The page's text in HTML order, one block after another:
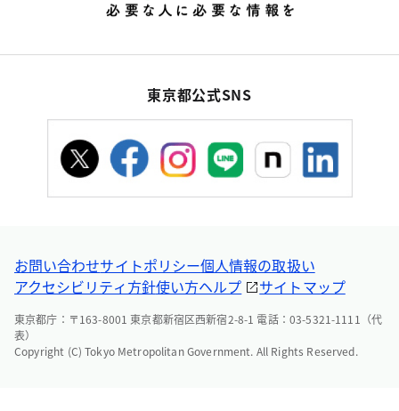
東京都公式SNS
お問い合わせサイトポリシー個人情報の取扱い
アクセシビリティ方針使い方ヘルプ サイトマップ
東京都庁：〒163-8001 東京都新宿区西新宿2-8-1 電話：03-5321-1111（代
表）
Copyright (C) Tokyo Metropolitan Government. All Rights Reserved.